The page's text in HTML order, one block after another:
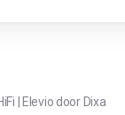
Elevio door Dixa